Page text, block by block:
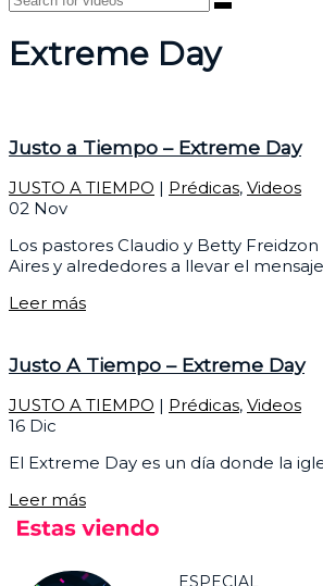
Extreme Day
Justo a Tiempo – Extreme Day
JUSTO A TIEMPO | Prédicas, Videos
02 Nov
Los pastores Claudio y Betty
Aires y alrededores a llevar el
Leer más
Justo A Tiempo – Extreme Day
JUSTO A TIEMPO | Prédicas, Videos
16 Dic
El Extreme Day es un día donde la
Leer más